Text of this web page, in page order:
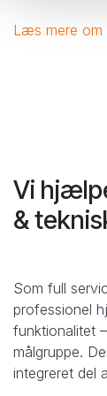
Læs mere om
Vi
&
Som full
professionel
funktionalitet
målgruppe.
integreret del